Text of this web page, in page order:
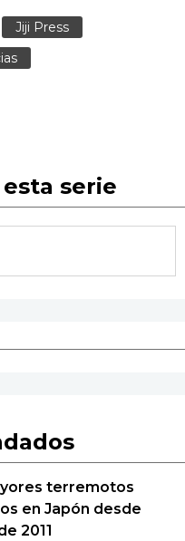
Jiji Press
serie
terremotos
en Japón desde
2011